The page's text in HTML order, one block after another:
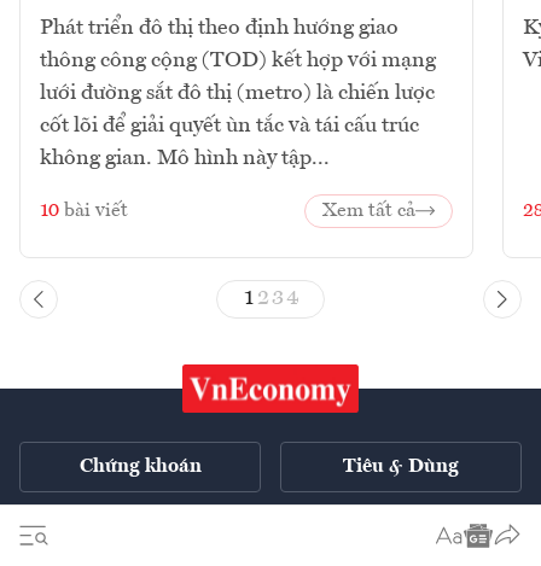
Phát triển đô thị theo định hướng giao
thông công cộng (TOD) kết hợp với mạng
lưới đường sắt đô thị (metro) là chiến lược
cốt lõi để giải quyết ùn tắc và tái cấu trúc
không gian. Mô hình này tập...
10 bài viết Xem tất cả
1 23 4
Chứng khoán Tiêu & Dùng